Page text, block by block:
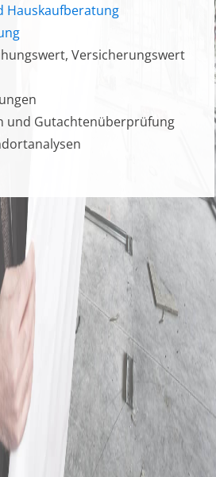
Hauskaufberatung
Versicherungswert
und Gutachtenüberprüfung